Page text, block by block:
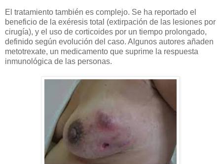
El tratamiento también es complejo. Se ha reportado el
beneficio de la exéresis total (extirpación de las lesiones por
cirugía), y el uso de corticoides por un tiempo prolongado,
definido según evolución del caso. Algunos autores añaden
metotrexate, un medicamento que suprime la respuesta
inmunológica de las personas.